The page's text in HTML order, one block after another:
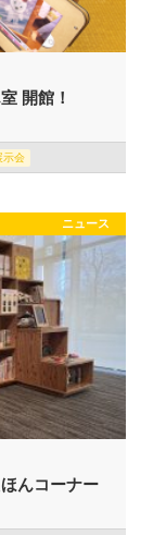
開館！
示会
ニュース
んコーナー